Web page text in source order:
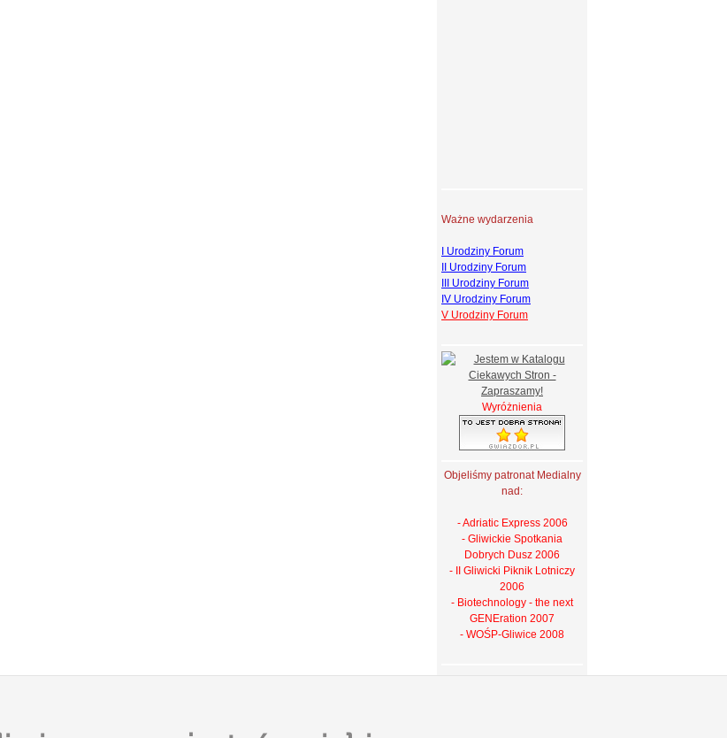
Ważne wydarzenia
I Urodziny Forum
II Urodziny Forum
III Urodziny Forum
IV Urodziny Forum
V Urodziny Forum
Wyróżnienia
Objeliśmy patronat Medialny
nad:
- Adriatic Express 2006
- Gliwickie Spotkania
Dobrych Dusz 2006
- II Gliwicki Piknik Lotniczy
2006
- Biotechnology - the next
GENEration 2007
- WOŚP-Gliwice 2008